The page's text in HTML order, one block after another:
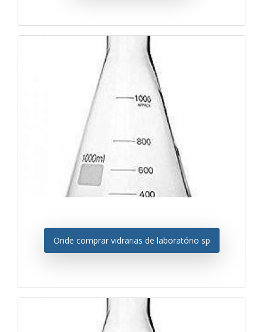
Onde comprar vidrarias de laboratório sp